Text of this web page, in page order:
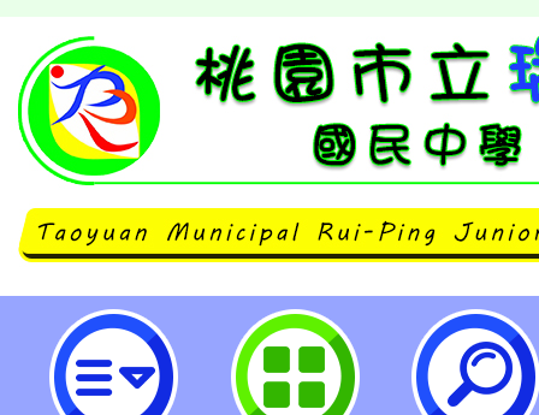
有關本市「113年度教師諮商輔導
工作坊及10-11月教師線上研習課